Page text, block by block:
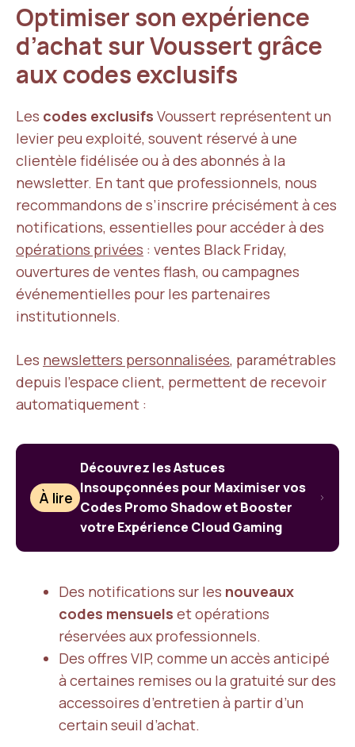
Optimiser son expérience
d’achat sur Voussert grâce
aux codes exclusifs
Les codes exclusifs Voussert représentent un
levier peu exploité, souvent réservé à une
clientèle fidélisée ou à des abonnés à la
newsletter. En tant que professionnels, nous
recommandons de s’inscrire précisément à ces
notifications, essentielles pour accéder à des
opérations privées : ventes Black Friday,
ouvertures de ventes flash, ou campagnes
événementielles pour les partenaires
institutionnels.
Les newsletters personnalisées, paramétrables
depuis l’espace client, permettent de recevoir
automatiquement :
À lire
Découvrez les Astuces
Insoupçonnées pour Maximiser vos
Codes Promo Shadow et Booster
votre Expérience Cloud Gaming
Des notifications sur les nouveaux
codes mensuels et opérations
réservées aux professionnels.
Des offres VIP, comme un accès anticipé
à certaines remises ou la gratuité sur des
accessoires d’entretien à partir d’un
certain seuil d’achat.